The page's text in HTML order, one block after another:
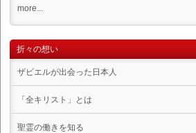
more...
折々の想い
ザビエルが出会った日本人
「全キリスト」とは
聖霊の働きを知る